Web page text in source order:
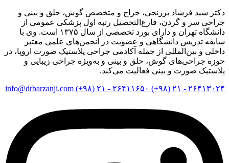
دکتر سید فرشاد برزنجی، جراح و متخصص گوش، حلق و بینی و
جراحی سر و گردن، فارغ‌التحصیل رتبه اول پزشکی عمومی از
دانشگاه تهران و دارای بورد تخصصی از سال ۱۳۷۵ است. وی با
سابقه تدریس دانشگاهی و عضویت در انجمن‌های علمی معتبر
داخلی و بین‌المللی از جمله آکادمی جراحی پلاستیک صورت اروپا، در
حوزه جراحی‌های گوش، حلق و بینی و به‌ویژه جراحی زیبایی و
پلاستیک صورت و بینی فعالیت می‌کند.
۲۶۴۱۳۰۲۴ - ۲۱ (۹۸+) ۲۶۴۱۱۶۵۰ - ۲۱ (۹۸+) info@drbarzanji.com